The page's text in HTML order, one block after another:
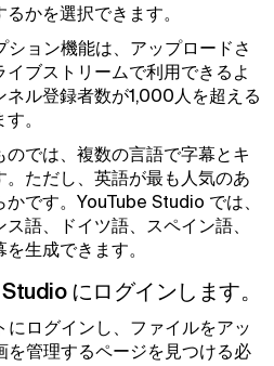
かを選択できます。
ョン機能は、アップロードさ
ブストリームで利用できるよ
ネル登録者数が1,000人を超える
。
では、複数の言語で字幕とキ
。ただし、英語が最も人気のあ
です。YouTube Studio では、
語、ドイツ語、スペイン語、
生成できます。
にログインします。
にログインし、ファイルをアッ
を管理するページを見つける必